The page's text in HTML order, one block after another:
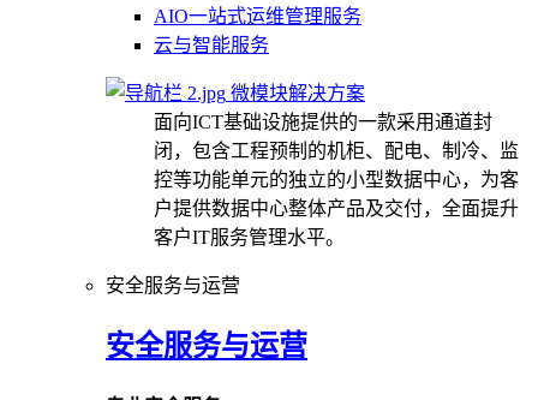
AIO一站式运维管理服务
云与智能服务
微模块解决方案
面向ICT基础设施提供的一款采用通道封
闭，包含工程预制的机柜、配电、制冷、监
控等功能单元的独立的小型数据中心，为客
户提供数据中心整体产品及交付，全面提升
客户IT服务管理水平。
安全服务与运营
安全服务与运营